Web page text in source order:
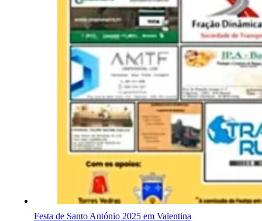
Festa de Santo António 2025 em Valentina